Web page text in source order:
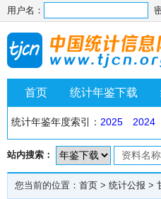
用户名：
首页 统计年鉴下载
统计年鉴年度索引： 2025 2024
站内搜索：
您当前的位置： 首页 > 统计公报 >